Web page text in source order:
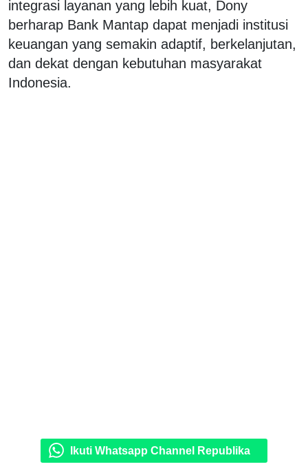
integrasi layanan yang lebih kuat, Dony
berharap Bank Mantap dapat menjadi institusi
keuangan yang semakin adaptif, berkelanjutan,
dan dekat dengan kebutuhan masyarakat
Indonesia.
Ikuti Whatsapp Channel Republika